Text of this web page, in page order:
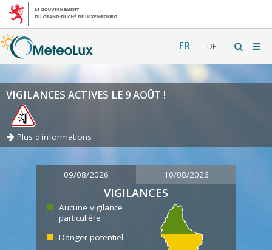
FR DE
VIGILANCES ACTIVES LE 9 AOÛT !
Plus d'informations
09/08/2026 10/08/2026
VIGILANCES
Aucune vigilance
particulière
Danger potentiel